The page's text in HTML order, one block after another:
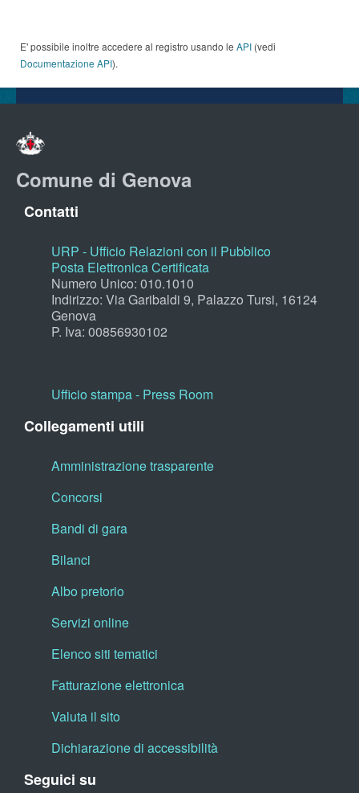
E' possibile inoltre accedere al registro usando le API (vedi
Documentazione API).
Comune di Genova
Contatti
URP - Ufficio Relazioni con il Pubblico
Posta Elettronica Certificata
Numero Unico: 010.1010
Indirizzo: Via Garibaldi 9, Palazzo Tursi, 16124
Genova
P. Iva: 00856930102
Ufficio stampa - Press Room
Collegamenti utili
Amministrazione trasparente
Concorsi
Bandi di gara
Bilanci
Albo pretorio
Servizi online
Elenco siti tematici
Fatturazione elettronica
Valuta il sito
Dichiarazione di accessibilità
Seguici su